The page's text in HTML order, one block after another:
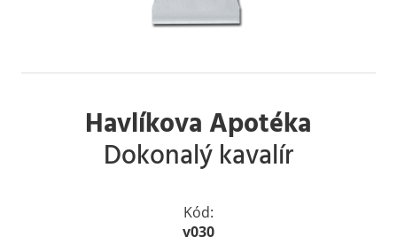
Havlíkova Apotéka
Dokonalý kavalír
Kód:
v030